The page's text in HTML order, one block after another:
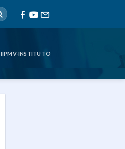
IIPMV-INSTITUTO